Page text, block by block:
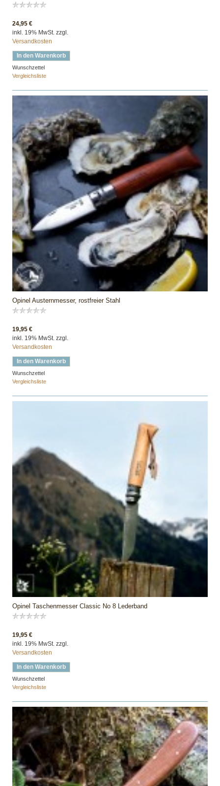
24,95 €
inkl. 19% MwSt. zzgl.
Versandkosten
In den Warenkorb
Wunschzettel
Vergleichsliste
Opinel Austernmesser, rostfreier Stahl
19,95 €
inkl. 19% MwSt. zzgl.
Versandkosten
In den Warenkorb
Wunschzettel
Vergleichsliste
Opinel Taschenmesser Classic No 8 Lederband
19,95 €
inkl. 19% MwSt. zzgl.
Versandkosten
In den Warenkorb
Wunschzettel
Vergleichsliste